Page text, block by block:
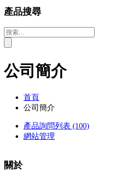
產品搜尋
公司簡介
首頁
公司簡介
產品詢問列表 (100)
網站管理
關於